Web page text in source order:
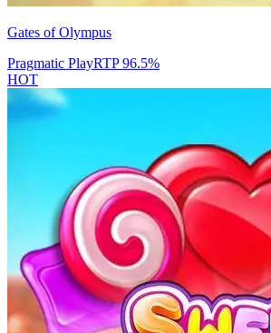
Gates of Olympus
Pragmatic PlayRTP96.5%
HOT